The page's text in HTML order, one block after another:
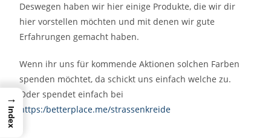
Deswegen haben wir hier einige Produkte, die wir dir
hier vorstellen möchten und mit denen wir gute
Erfahrungen gemacht haben.
Wenn ihr uns für kommende Aktionen solchen Farben
spenden möchtet, da schickt uns einfach welche zu.
Oder spendet einfach bei
https:/betterplace.me/strassenkreide
→
Index